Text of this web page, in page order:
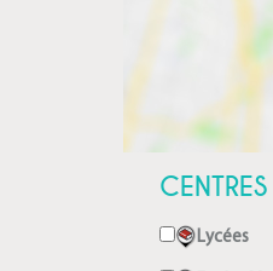
Lycées